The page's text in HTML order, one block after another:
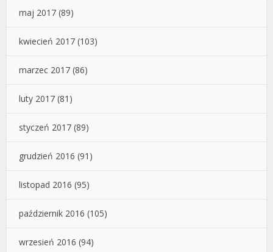
maj 2017 (89)
kwiecień 2017 (103)
marzec 2017 (86)
luty 2017 (81)
styczeń 2017 (89)
grudzień 2016 (91)
listopad 2016 (95)
październik 2016 (105)
wrzesień 2016 (94)